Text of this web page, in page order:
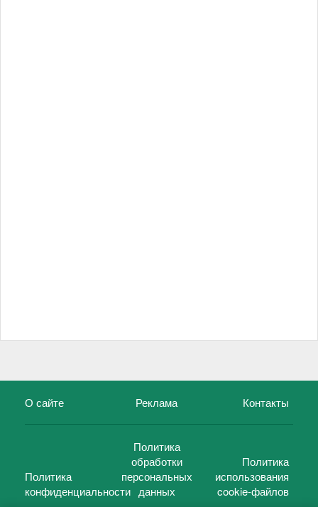
О сайте Реклама Контакты
Политика
конфиденциальности
Политика
обработки
персональных
данных
Политика
использования
cookie-файлов